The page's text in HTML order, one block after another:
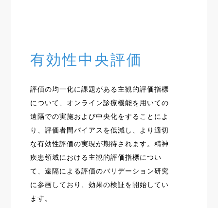
有効性中央評価
評価の均一化に課題がある主観的評価指標
について、オンライン診療機能を用いての
遠隔での実施および中央化をすることによ
り、評価者間バイアスを低減し、より適切
な有効性評価の実現が期待されます。精神
疾患領域における主観的評価指標につい
て、遠隔による評価のバリデーション研究
に参画しており、効果の検証を開始してい
ます。